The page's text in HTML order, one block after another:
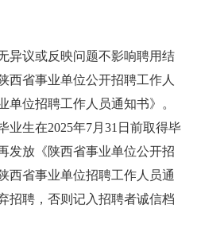
异议或反映问题不影响聘用结
西省事业单位公开招聘工作人
单位招聘工作人员通知书》。
业生在2025年7月31日前取得毕
发放《陕西省事业单位公开招
西省事业单位招聘工作人员通
招聘，否则记入招聘者诚信档